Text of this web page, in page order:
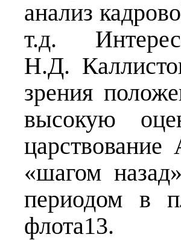
анализ
т.д.
Н.Д.
зрения
высокую
«шагом
периодом в
флота13.